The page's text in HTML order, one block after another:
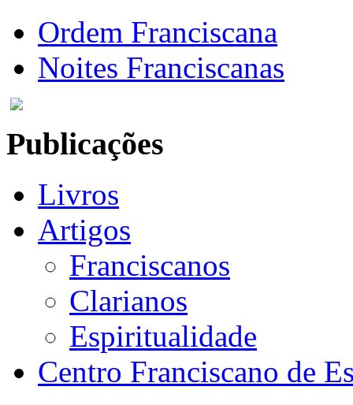
Ordem Franciscana
Noites Franciscanas
Publicações
Livros
Artigos
Franciscanos
Clarianos
Espiritualidade
Centro Franciscano de